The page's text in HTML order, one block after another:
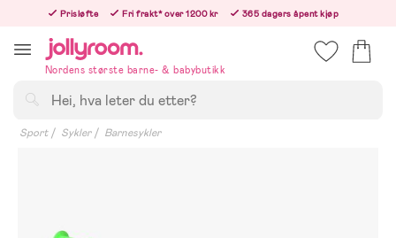
innehållet
Prisløfte Fri frakt* over 1200 kr
365 dagers åpent kjøp
Nordens største barne- & babybutikk
Sport Sykler Barnesykler